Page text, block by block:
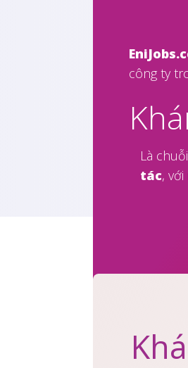
công ty
Là chuỗi
tác,